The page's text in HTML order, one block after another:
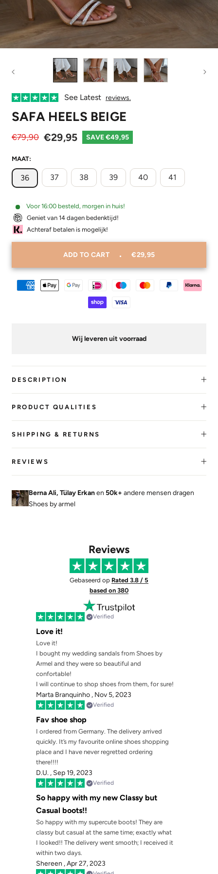
See Latest reviews.
SAFA HEELS BEIGE
€79,90 €29,95 SAVE €49,95
MAAT:
36 37 38 39 40 41
Voor 16:00 besteld, morgen in huis!
Geniet van 14 dagen bedenktijd!
Achteraf betalen is mogelijk!
ADD TO CART €29,95
Wij leveren uit voorraad
DESCRIPTION
PRODUCT QUALITIES
SHIPPING & RETURNS
REVIEWS
Berna Ali, Tülay Erkanen 50k+ andere mensen dragen
Shoes by armel
Reviews
Gebaseerd op Rated 3.8 / 5
based on 380
Verified
Love it!
Love it!
I bought my wedding sandals from Shoes by
Armel and they were so beautiful and
confortable!
I will continue to shop shoes from them, for sure!
Marta Branquinho , Nov 5, 2023
Verified
Fav shoe shop
I ordered from Germany. The delivery arrived
quickly. It’s my favourite online shoes shopping
place and I have never regretted ordering
there!!!!
D.U. , Sep 19, 2023
Verified
So happy with my new Classy but
Casual boots!!
So happy with my supercute boots! They are
classy but casual at the same time; exactly what
I looked!! The delivery went smooth; I received it
within two days.
Shereen ,Apr 27, 2023